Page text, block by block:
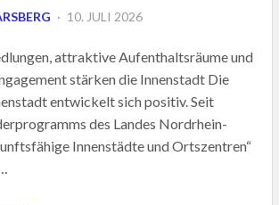
POSTED
10. JULI 2026
attraktive Aufenthaltsräume und
stärken die Innenstadt Die
entwickelt sich positiv. Seit
des Landes Nordrhein-
Innenstädte und Ortszentren“